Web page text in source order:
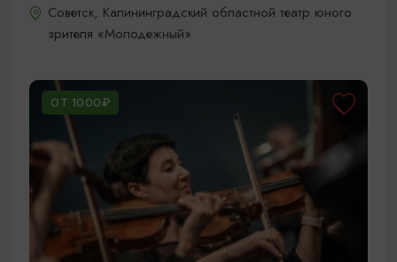
Советск, Калининградский областной театр юного
зрителя «Молодежный»
ОТ 1000₽